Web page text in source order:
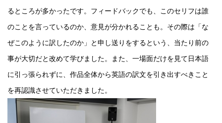
るところが多かったです。フィードバックでも、このセリフは誰
のことを言っているのか、意見が分かれることも。その際は「な
ぜこのように訳したのか」と申し送りをするという、当たり前の
事が大切だと改めて学びました。また、一場面だけを見て日本語
に引っ張られずに、作品全体から英語の訳文を引き出すべきこと
を再認識させていただきました。